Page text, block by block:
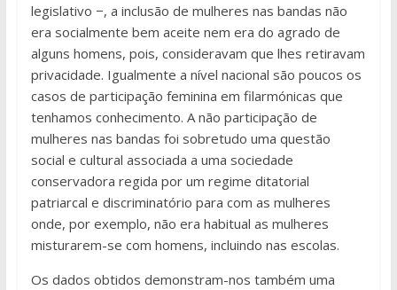
legislativo −, a inclusão de mulheres nas bandas não
era socialmente bem aceite nem era do agrado de
alguns homens, pois, consideravam que lhes retiravam
privacidade. Igualmente a nível nacional são poucos os
casos de participação feminina em filarmónicas que
tenhamos conhecimento. A não participação de
mulheres nas bandas foi sobretudo uma questão
social e cultural associada a uma sociedade
conservadora regida por um regime ditatorial
patriarcal e discriminatório para com as mulheres
onde, por exemplo, não era habitual as mulheres
misturarem-se com homens, incluindo nas escolas.
Os dados obtidos demonstram-nos também uma